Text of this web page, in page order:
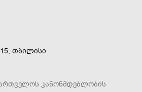
თბილისი
კანონმდებლობის